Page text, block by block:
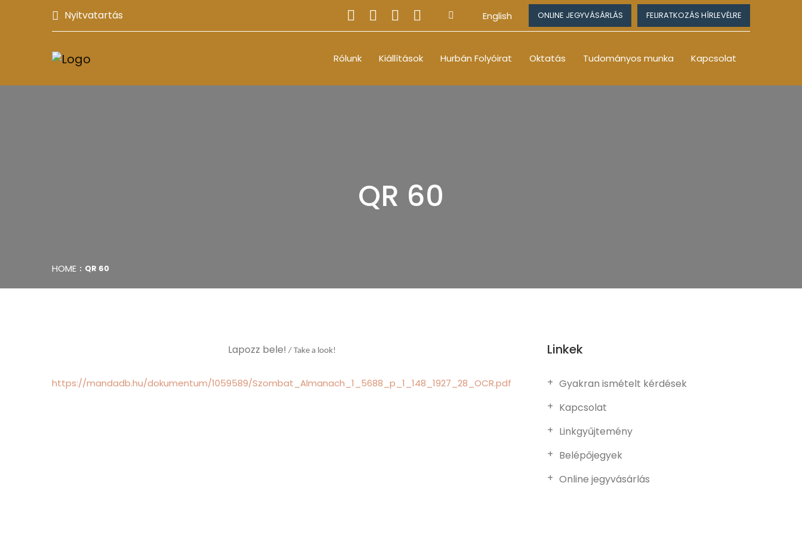
Nyitvatartás English ONLINE JEGYVÁSÁRLÁS FELIRATKOZÁS HÍRLEVÉLRE
Rólunk Kiállítások Hurbán Folyóirat Oktatás Tudományos munka Kapcsolat
QR 60
HOME QR 60
Lapozz bele! / Take a look!
https://mandadb.hu/dokumentum/1059589/Szombat_Almanach_1_5688_p_1_148_1927_28_OCR.pdf
Linkek
Gyakran ismételt kérdések
Kapcsolat
Linkgyűjtemény
Belépőjegyek
Online jegyvásárlás